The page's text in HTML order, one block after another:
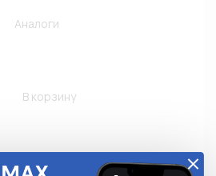
Аналоги
В корзину